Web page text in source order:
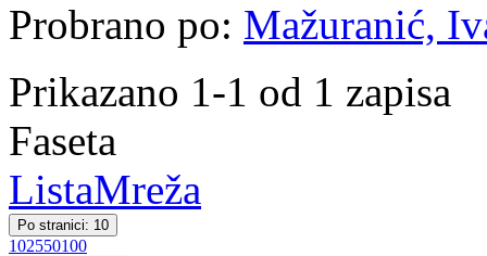
Probrano po: Mažuranić,
Prikazano 1-1 od 1 zapisa
Faseta
ListaMreža
Po stranici: 10
102550100